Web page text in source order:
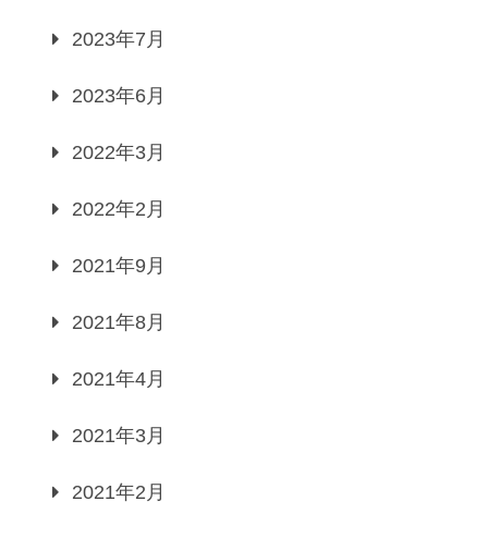
2023年7月
2023年6月
2022年3月
2022年2月
2021年9月
2021年8月
2021年4月
2021年3月
2021年2月